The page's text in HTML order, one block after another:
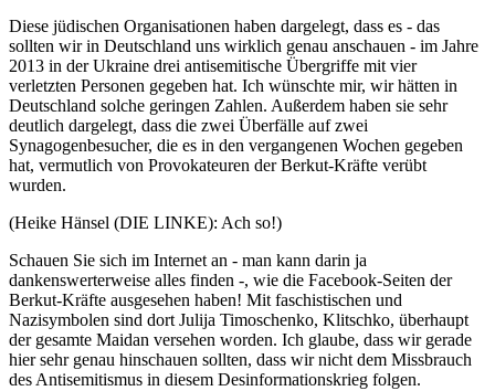
Diese jüdischen Organisationen haben dargelegt, dass es - das
sollten wir in Deutschland uns wirklich genau anschauen - im Jahre
2013 in der Ukraine drei antisemitische Übergriffe mit vier
verletzten Personen gegeben hat. Ich wünschte mir, wir hätten in
Deutschland solche geringen Zahlen. Außerdem haben sie sehr
deutlich dargelegt, dass die zwei Überfälle auf zwei
Synagogenbesucher, die es in den vergangenen Wochen gegeben
hat, vermutlich von Provokateuren der Berkut-Kräfte verübt
wurden.
(Heike Hänsel (DIE LINKE): Ach so!)
Schauen Sie sich im Internet an - man kann darin ja
dankenswerterweise alles finden -, wie die Facebook-Seiten der
Berkut-Kräfte ausgesehen haben! Mit faschistischen und
Nazisymbolen sind dort Julija Timoschenko, Klitschko, überhaupt
der gesamte Maidan versehen worden. Ich glaube, dass wir gerade
hier sehr genau hinschauen sollten, dass wir nicht dem Missbrauch
des Antisemitismus in diesem Desinformationskrieg folgen.